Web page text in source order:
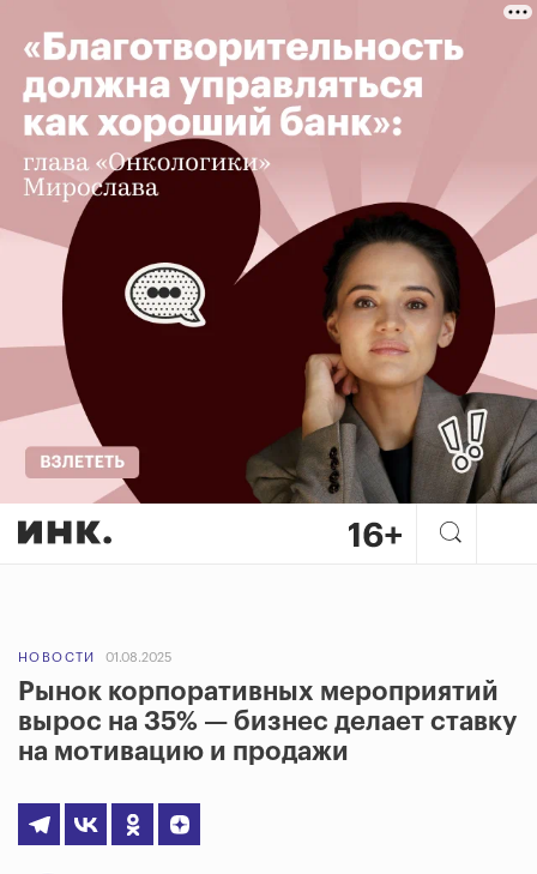
НОВОСТИ 01.08.2025
Рынок корпоративных мероприятий
вырос на 35% — бизнес делает ставку
на мотивацию и продажи